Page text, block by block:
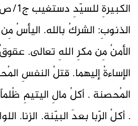
الذنوبِ: الشركُ بالله. اليأسُ
الأمنُ مِن مكرِ اللهِ تعالى.
الإساءةُ إليهما. قتلُ النفسِ
المُحصنة . أكلُ مالِ اليتيمِ
. أكلُ الرّبا بعدَ البيّنة. الزنا.